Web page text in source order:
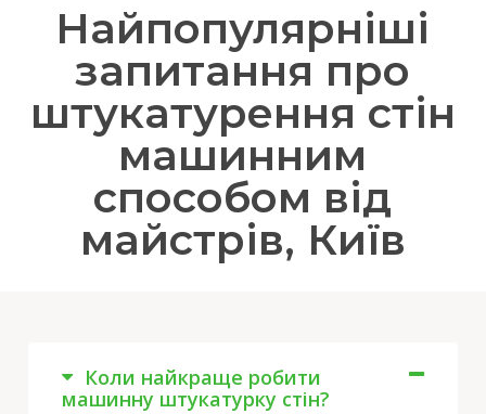
Найпопулярніші
запитання про
штукатурення стін
машинним
способом від
майстрів, Київ
Коли найкраще робити
машинну штукатурку стін?